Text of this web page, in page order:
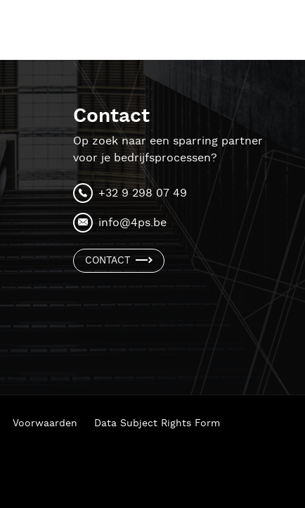
Contact
Op zoek naar een sparring partner
voor je bedrijfsprocessen?
+32 9 298 07 49
info@4ps.be
CONTACT
Voorwaarden Data Subject Rights Form